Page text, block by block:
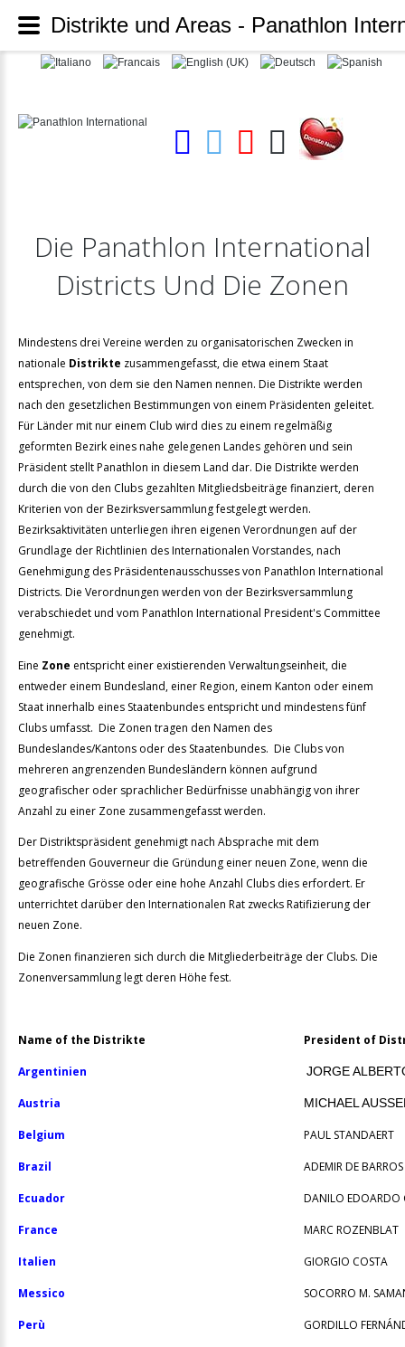
Die Panathlon International
Districts Und Die Zonen
Mindestens drei Vereine werden zu organisatorischen Zwecken in
nationale Distrikte zusammengefasst, die etwa einem Staat
entsprechen, von dem sie den Namen nennen. Die Distrikte werden
nach den gesetzlichen Bestimmungen von einem Präsidenten geleitet.
Für Länder mit nur einem Club wird dies zu einem regelmäßig
geformten Bezirk eines nahe gelegenen Landes gehören und sein
Präsident stellt Panathlon in diesem Land dar. Die Distrikte werden
durch die von den Clubs gezahlten Mitgliedsbeiträge finanziert, deren
Kriterien von der Bezirksversammlung festgelegt werden.
Bezirksaktivitäten unterliegen ihren eigenen Verordnungen auf der
Grundlage der Richtlinien des Internationalen Vorstandes, nach
Genehmigung des Präsidentenausschusses von Panathlon International
Districts. Die Verordnungen werden von der Bezirksversammlung
verabschiedet und vom Panathlon International President's Committee
genehmigt.
Eine Zone entspricht einer existierenden Verwaltungseinheit, die
entweder einem Bundesland, einer Region, einem Kanton oder einem
Staat innerhalb eines Staatenbundes entspricht und mindestens fünf
Clubs umfasst. Die Zonen tragen den Namen des
Bundeslandes/Kantons oder des Staatenbundes. Die Clubs von
mehreren angrenzenden Bundesländern können aufgrund
geografischer oder sprachlicher Bedürfnisse unabhängig von ihrer
Anzahl zu einer Zone zusammengefasst werden.
Der Distriktspräsident genehmigt nach Absprache mit dem
betreffenden Gouverneur die Gründung einer neuen Zone, wenn die
geografische Grösse oder eine hohe Anzahl Clubs dies erfordert. Er
unterrichtet darüber den Internationalen Rat zwecks Ratifizierung der
neuen Zone.
Die Zonen finanzieren sich durch die Mitgliederbeiträge der Clubs. Die
Zonenversammlung legt deren Höhe fest.
Name of the Distrikte President of
Argentinien JORGE
Austria MICHAEL
Belgium PAUL STANDAERT
Brazil ADEMIR DE BARROS
Ecuador DANILO EDOARDO
France MARC ROZENBLAT
Italien GIORGIO COSTA
Messico SOCORRO M.
Perù GORDILLO
Distrikte und Areas - Panathlon